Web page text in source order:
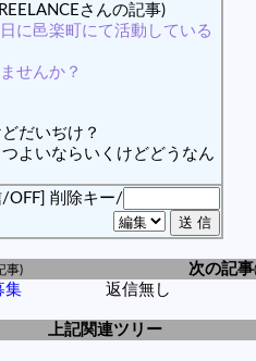
さんの記事)
に邑楽町にて活動している
せんか？
だいぢけ？
よいならいくけどどうなん
OFF] 削除キー/
事) 次の記事
集
返信無し
上記関連ツリー